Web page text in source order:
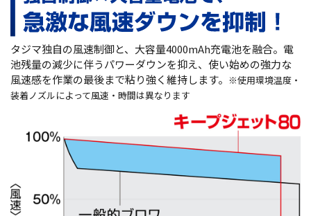
タジマ独自の風速制御と、大容量4000mAh充電池を融合。電
池残量の減少に伴うパワーダウンを抑え、使い始めの強力な
風速感を作業の最後まで粘り強く維持します。 ※使用環境温度・
装着ノズルによって風速・時間は異なります